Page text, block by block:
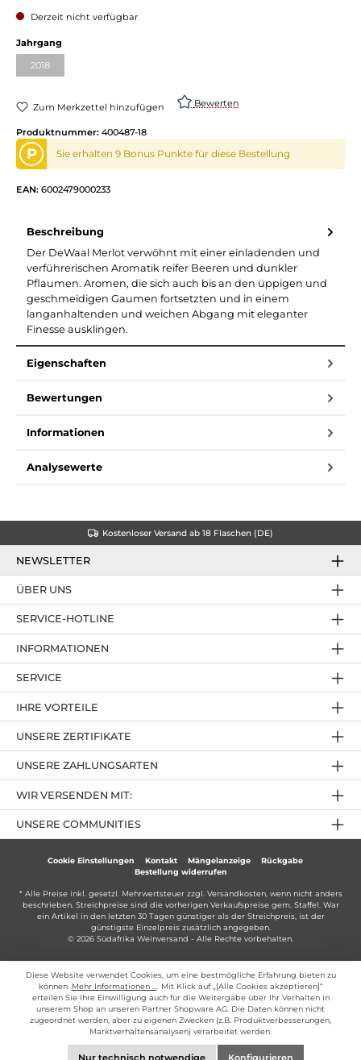
Derzeit nicht verfügbar
Jahrgang
2018
Zum Merkzettel hinzufügen Bewerten
Produktnummer: 400487-18
P Sie erhalten 9 Bonus Punkte für diese Bestellung
EAN: 6002479000233
Beschreibung
Der DeWaal Merlot verwöhnt mit einer einladenden und
verführerischen Aromatik reifer Beeren und dunkler
Pflaumen. Aromen, die sich auch bis an den üppigen und
geschmeidigen Gaumen fortsetzten und in einem
langanhaltenden und weichen Abgang mit eleganter
Finesse ausklingen.
Eigenschaften
Bewertungen
Informationen
Analysewerte
Kostenloser Versand ab 18 Flaschen (DE)
NEWSLETTER
SERVICE-HOTLINE
IHRE VORTEILE
UNSERE ZAHLUNGSARTEN
ÜBER UNS
UNSERE ZERTIFIKATE
INFORMATIONEN
SERVICE
UNSERE COMMUNITIES
WIR VERSENDEN MIT:
Cookie Einstellungen Kontakt Mängelanzeige
Rückgabe
Bestellung widerrufen
* Alle Preise inkl. gesetzl. Mehrwertsteuer zzgl. Versandkosten, wenn nicht anders
beschrieben. Streichpreise sind die vorherigen Verkaufspreise gem. Staffel. War
ein Artikel in den letzten 30 Tagen günstiger als der Streichpreis, ist der
günstigste Einzelpreis zusätzlich angegeben.
© 2026 Südafrika Weinversand - Alle Rechte vorbehalten.
Diese Website verwendet Cookies, um eine bestmögliche Erfahrung bieten zu
können. Mehr Informationen ...
. Mit Klick auf „[Alle Cookies akzeptieren]“
erteilen Sie Ihre Einwilligung auch für die Weitergabe über Ihr Verhalten in
unserem Shop an unseren Partner Shopware AG. Die Daten können nicht
zugeordnet werden, aber zu eigenen Zwecken (z.B. Produktverbesserungen,
Marktverhaltensanalysen) verarbeitet werden.
Nur technisch notwendige Konfigurieren